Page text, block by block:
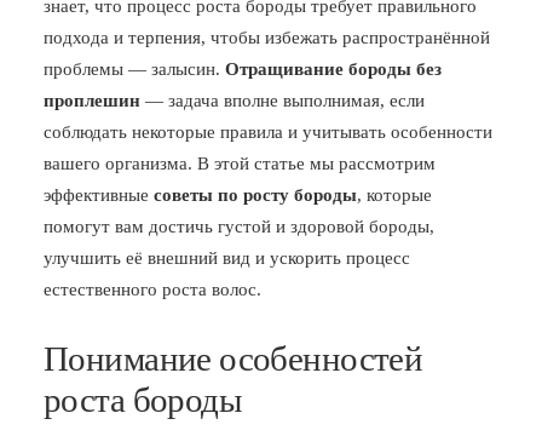
БЛОГ
ПОЖАЛОВАТЬСЯ
знает, что процесс роста бороды требует правильного
подхода и терпения, чтобы избежать распространённой
проблемы — залысин. Отращивание бороды без
проплешин — задача вполне выполнимая, если
соблюдать некоторые правила и учитывать особенности
вашего организма. В этой статье мы рассмотрим
эффективные советы по росту бороды, которые
помогут вам достичь густой и здоровой бороды,
улучшить её внешний вид и ускорить процесс
естественного роста волос.
Понимание особенностей
роста бороды